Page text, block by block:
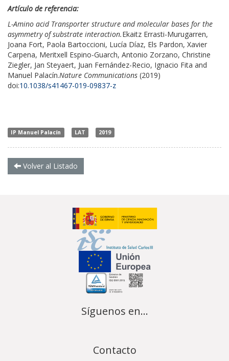
Artículo de referencia:
L-Amino acid Transporter structure and molecular bases for the
asymmetry of substrate interaction.Ekaitz Errasti-Murugarren,
Joana Fort, Paola Bartoccioni, Lucía Díaz, Els Pardon, Xavier
Carpena, Meritxell Espino-Guarch, Antonio Zorzano, Christine
Ziegler, Jan Steyaert, Juan Fernández-Recio, Ignacio Fita and
Manuel Palacín.Nature Communications (2019)
doi:10.1038/s41467-019-09837-z
IP Manuel Palacín LAT 2019
Volver al Listado
Síguenos en...
Contacto